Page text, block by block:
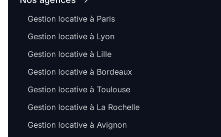
Gestion locative à Paris
Gestion locative à Lyon
Gestion locative à Lille
Gestion locative à Bordeaux
Gestion locative à Toulouse
Gestion locative à La Rochelle
Gestion locative à Avignon